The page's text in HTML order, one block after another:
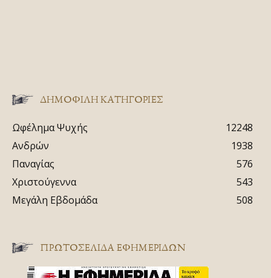
ΔΗΜΟΦΙΛΗ ΚΑΤΗΓΟΡΙΕΣ
Ωφέλημα Ψυχής
12248
Ανδρών
1938
Παναγίας
576
Χριστούγεννα
543
Μεγάλη Εβδομάδα
508
ΠΡΩΤΟΣΈΛΙΔΑ ΕΦΗΜΕΡΊΔΩΝ